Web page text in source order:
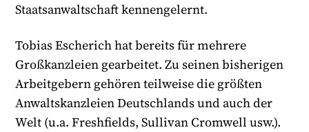
Staatsanwaltschaft kennengelernt.
Tobias Escherich hat bereits für mehrere
Großkanzleien gearbeitet. Zu seinen bisherigen
Arbeitgebern gehören teilweise die größten
Anwaltskanzleien Deutschlands und auch der
Welt (u.a. Freshfields, Sullivan Cromwell usw.).